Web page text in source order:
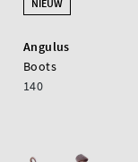
NIEUW
Angulus
Boots
140